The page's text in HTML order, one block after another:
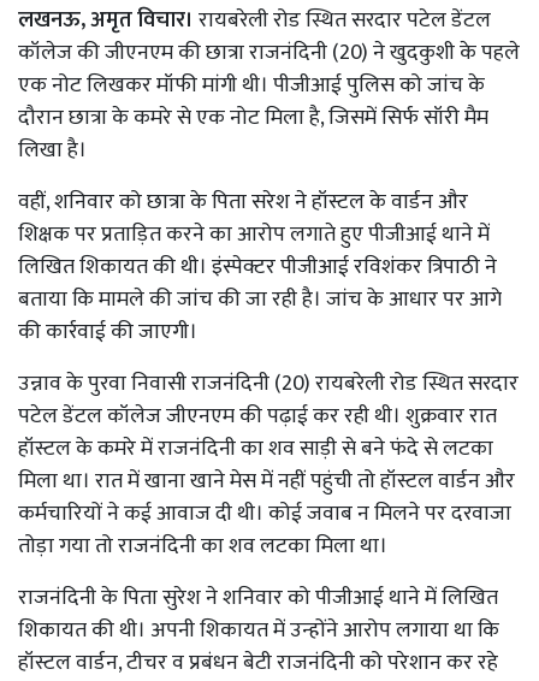
लखनऊ, अमृत विचार। रायबरेली रोड स्थित सरदार पटेल डेंटल
कॉलेज की जीएनएम की छात्रा राजनंदिनी (20) ने खुदकुशी के पहले
एक नोट लिखकर मॉफी मांगी थी। पीजीआई पुलिस को जांच के
दौरान छात्रा के कमरे से एक नोट मिला है, जिसमें सिर्फ सॉरी मैम
लिखा है।
वहीं, शनिवार को छात्रा के पिता सरेश ने हॉस्टल के वार्डन और
शिक्षक पर प्रताड़ित करने का आरोप लगाते हुए पीजीआई थाने में
लिखित शिकायत की थी। इंस्पेक्टर पीजीआई रविशंकर त्रिपाठी ने
बताया कि मामले की जांच की जा रही है। जांच के आधार पर आगे
की कार्रवाई की जाएगी।
उन्नाव के पुरवा निवासी राजनंदिनी (20) रायबरेली रोड स्थित सरदार
पटेल डेंटल कॉलेज जीएनएम की पढ़ाई कर रही थी। शुक्रवार रात
हॉस्टल के कमरे में राजनंदिनी का शव साड़ी से बने फंदे से लटका
मिला था। रात में खाना खाने मेस में नहीं पहुंची तो हॉस्टल वार्डन और
कर्मचारियों ने कई आवाज दी थी। कोई जवाब न मिलने पर दरवाजा
तोड़ा गया तो राजनंदिनी का शव लटका मिला था।
राजनंदिनी के पिता सुरेश ने शनिवार को पीजीआई थाने में लिखित
शिकायत की थी। अपनी शिकायत में उन्होंने आरोप लगाया था कि
हॉस्टल वार्डन, टीचर व प्रबंधन बेटी राजनंदिनी को परेशान कर रहे